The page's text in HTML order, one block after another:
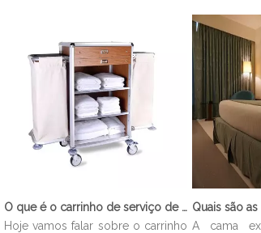
O que é o carrinho de serviço de limpeza?
Hoje vamos falar sobre o carrinho A cama